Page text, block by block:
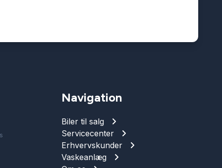
Navigation
Biler til salg
Servicecenter
Erhvervskunder
Vaskeanlæg